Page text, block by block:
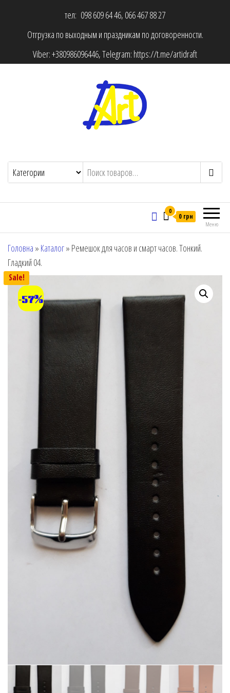
тел: 098 609 64 46, 066 467 88 27
Отгрузка по выходным и праздникам по договоренности.
Viber:+380986096446, Telegram: https://t.me/artidraft
Меню
0
0 грн
Головна » Каталог» Ремешок для часов и смарт часов. Тонкий.
Гладкий 04.
Sale!
-57%